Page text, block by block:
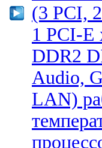
(3 PCI,
1 PCI-E
DDR2
Audio,
LAN)